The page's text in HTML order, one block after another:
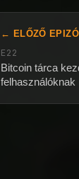
← ELŐZŐ
E22
Bitcoin tárca
felhasználóknak